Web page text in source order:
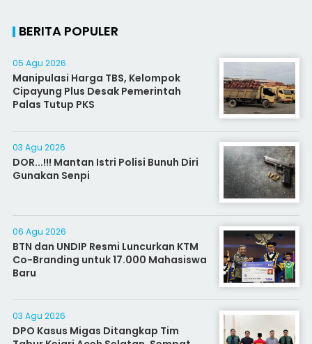
BERITA POPULER
05 Agu 2026
Manipulasi Harga TBS, Kelompok
Cipayung Plus Desak Pemerintah
Palas Tutup PKS
03 Agu 2026
DOR...!!! Mantan Istri Polisi Bunuh Diri
Gunakan Senpi
06 Agu 2026
BTN dan UNDIP Resmi Luncurkan KTM
Co-Branding untuk 17.000 Mahasiswa
Baru
03 Agu 2026
DPO Kasus Migas Ditangkap Tim